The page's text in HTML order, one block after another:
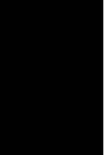
de tus opiniones. ¿Qué
de Alberto De Martino,
Comparte tus
Blood Link. ¿Te hizo
para expresarlo. ¡No te